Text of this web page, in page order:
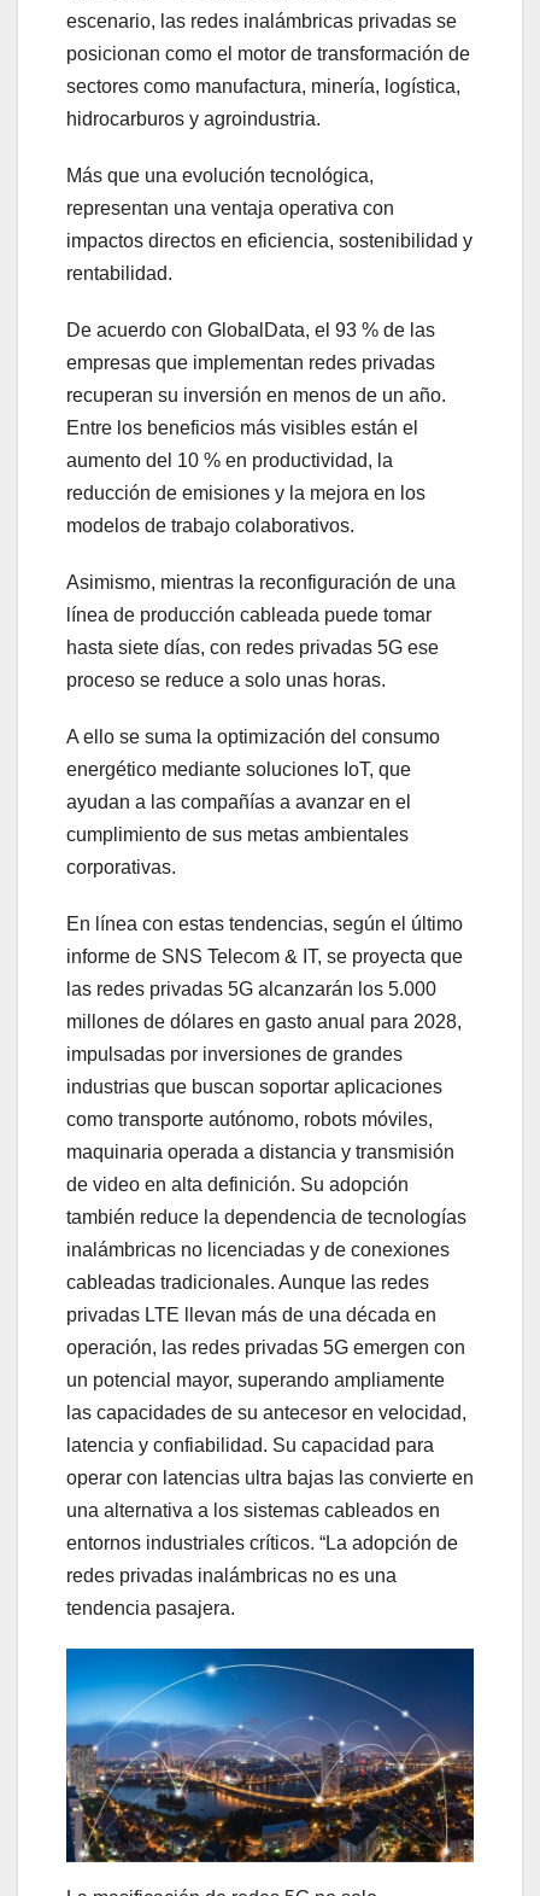
escenario, las redes inalámbricas privadas se
posicionan como el motor de transformación de
sectores como manufactura, minería, logística,
hidrocarburos y agroindustria.
Más que una evolución tecnológica,
representan una ventaja operativa con
impactos directos en eficiencia, sostenibilidad y
rentabilidad.
De acuerdo con GlobalData, el 93 % de las
empresas que implementan redes privadas
recuperan su inversión en menos de un año.
Entre los beneficios más visibles están el
aumento del 10 % en productividad, la
reducción de emisiones y la mejora en los
modelos de trabajo colaborativos.
Asimismo, mientras la reconfiguración de una
línea de producción cableada puede tomar
hasta siete días, con redes privadas 5G ese
proceso se reduce a solo unas horas.
A ello se suma la optimización del consumo
energético mediante soluciones IoT, que
ayudan a las compañías a avanzar en el
cumplimiento de sus metas ambientales
corporativas.
En línea con estas tendencias, según el último
informe de SNS Telecom & IT, se proyecta que
las redes privadas 5G alcanzarán los 5.000
millones de dólares en gasto anual para 2028,
impulsadas por inversiones de grandes
industrias que buscan soportar aplicaciones
como transporte autónomo, robots móviles,
maquinaria operada a distancia y transmisión
de video en alta definición. Su adopción
también reduce la dependencia de tecnologías
inalámbricas no licenciadas y de conexiones
cableadas tradicionales. Aunque las redes
privadas LTE llevan más de una década en
operación, las redes privadas 5G emergen con
un potencial mayor, superando ampliamente
las capacidades de su antecesor en velocidad,
latencia y confiabilidad. Su capacidad para
operar con latencias ultra bajas las convierte en
una alternativa a los sistemas cableados en
entornos industriales críticos. “La adopción de
redes privadas inalámbricas no es una
tendencia pasajera.